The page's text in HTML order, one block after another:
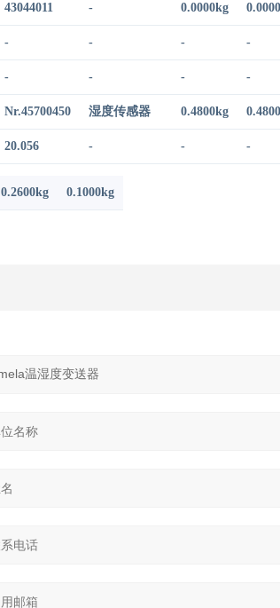
43044011 - 0.0000kg
- - - -
- - - -
Nr.45700450 湿度传感器 0.4800kg
20.056 - - -
0.2600kg 0.1000kg